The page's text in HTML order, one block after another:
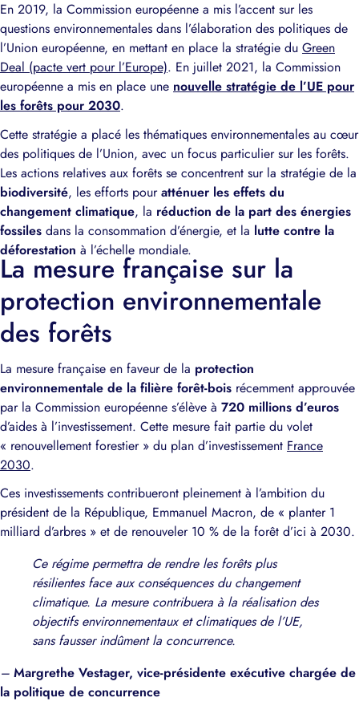
En 2019, la Commission européenne a mis l’accent sur les
questions environnementales dans l’élaboration des politiques de
l’Union européenne, en mettant en place la stratégie du Green
Deal (pacte vert pour l’Europe). En juillet 2021, la Commission
européenne a mis en place une nouvelle stratégie de l’UE pour
les forêts pour 2030.
Cette stratégie a placé les thématiques environnementales au cœur
des politiques de l’Union, avec un focus particulier sur les forêts.
Les actions relatives aux forêts se concentrent sur la stratégie de la
biodiversité, les efforts pouratténuer les effets du
changement climatique, la réduction de la part des énergies
fossiles dans la consommation d’énergie, et la lutte contre la
déforestation à l’échelle mondiale.
La mesure française sur la
protection environnementale
des forêts
La mesure française en faveur de la protection
environnementale de la filière forêt-bois récemment approuvée
par la Commission européenne s’élève à 720 millions d’euros
d’aides à l’investissement. Cette mesure fait partie du volet
« renouvellement forestier » du plan d’investissement France
2030.
Ces investissements contribueront pleinement à l’ambition du
président de la République, Emmanuel Macron, de « planter 1
milliard d’arbres » et de renouveler 10 % de la forêt d’ici à 2030.
Ce régime permettra de rendre les forêts plus
résilientes face aux conséquences du changement
climatique. La mesure contribuera à la réalisation des
objectifs environnementaux et climatiques de l’UE,
sans fausser indûment la concurrence.
– Margrethe Vestager, vice-présidente exécutive chargée de
la politique de concurrence